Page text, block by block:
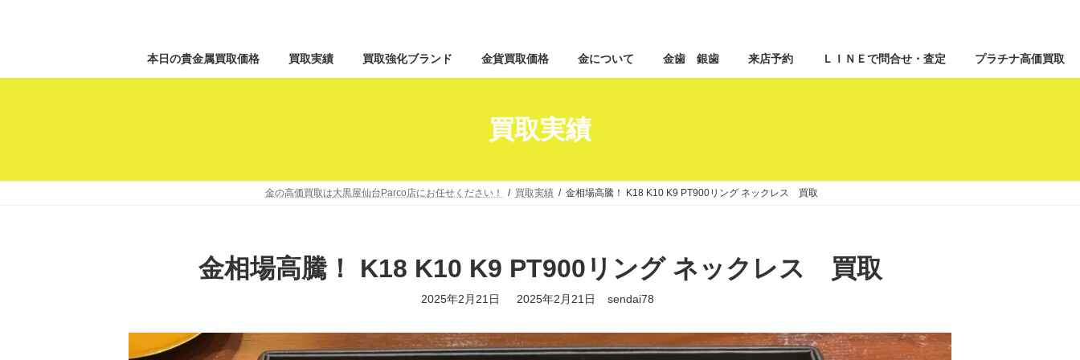
ン
テ
ツ
へ
ッ
プ
ビ
ゲ
シ
ョ
移
動
本日の貴金属買取価格 買取実績 買取強化ブランド 金貨買取価格 金について 金歯 銀歯 来店予約 ＬＩＮＥで問合せ・査定 プラチナ高価買取
買取実績
金の高価買取は大黒屋仙台Parco店にお任せください！ 買取実績 金相場高騰！ K18 K10 K9 PT900リング ネックレス 買取
金相場高騰！ K18 K10 K9 PT900リング ネックレス 買取
2025年2月21日
最
新
日
2025年2月21日 sendai78